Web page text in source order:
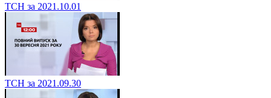
ТСН за 2021.10.01
ТСН за 2021.09.30